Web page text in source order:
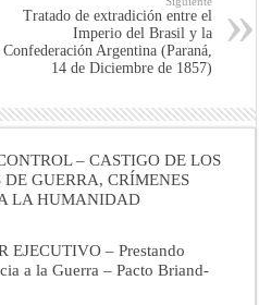
Tratado de extradición entre el
Imperio del Brasil y la
Confederación Argentina (Paraná,
14 de Diciembre de 1857)
– CASTIGO DE LOS
GUERRA, CRÍMENES
LA HUMANIDAD
EJECUTIVO – Prestando
a la Guerra – Pacto Briand-